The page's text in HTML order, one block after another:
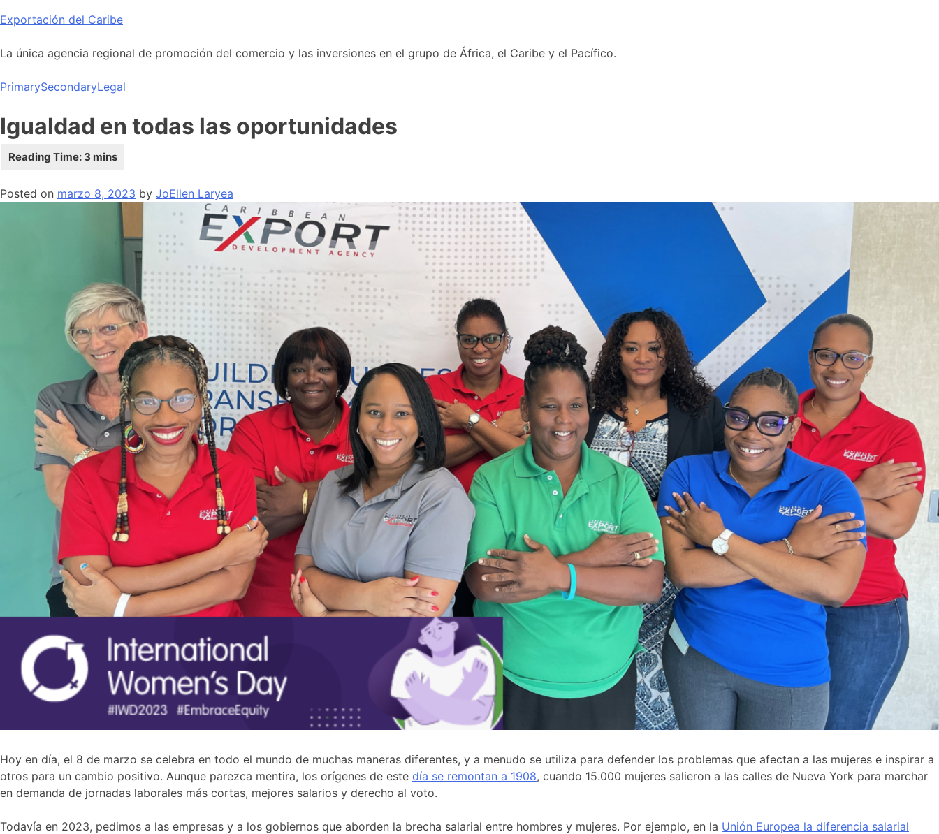
Skip
content
Exportación del Caribe
La única agencia regional de promoción del comercio y las inversiones en el grupo de África, el Caribe y el Pacífico.
PrimarySecondaryLegal
Igualdad en todas las oportunidades
Posted on marzo 8, 2023 by JoEllen Laryea
Hoy en día, el 8 de marzo se celebra en todo el mundo de muchas maneras diferentes, y a menudo se utiliza para defender los problemas que afectan a las mujeres e inspirar a
otros para un cambio positivo. Aunque parezca mentira, los orígenes de este día se remontan a 1908, cuando 15.000 mujeres salieron a las calles de Nueva York para marchar
en demanda de jornadas laborales más cortas, mejores salarios y derecho al voto.
Todavía en 2023, pedimos a las empresas y a los gobiernos que aborden la brecha salarial entre hombres y mujeres. Por ejemplo, en la Unión Europea la diferencia salarial